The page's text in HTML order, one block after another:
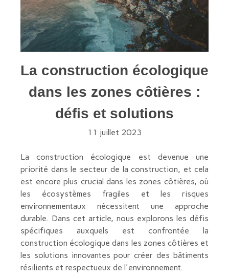
La construction écologique
dans les zones côtières :
défis et solutions
11 juillet 2023
La construction écologique est devenue une
priorité dans le secteur de la construction, et cela
est encore plus crucial dans les zones côtières, où
les écosystèmes fragiles et les risques
environnementaux nécessitent une approche
durable. Dans cet article, nous explorons les défis
spécifiques auxquels est confrontée la
construction écologique dans les zones côtières et
les solutions innovantes pour créer des bâtiments
résilients et respectueux de l'environnement.